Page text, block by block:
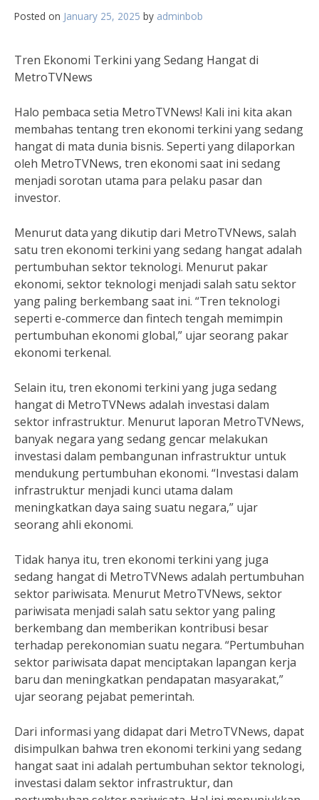
Posted on January 25, 2025 by adminbob
Tren Ekonomi Terkini yang Sedang Hangat di
MetroTVNews
Halo pembaca setia MetroTVNews! Kali ini kita akan
membahas tentang tren ekonomi terkini yang sedang
hangat di mata dunia bisnis. Seperti yang dilaporkan
oleh MetroTVNews, tren ekonomi saat ini sedang
menjadi sorotan utama para pelaku pasar dan
investor.
Menurut data yang dikutip dari MetroTVNews, salah
satu tren ekonomi terkini yang sedang hangat adalah
pertumbuhan sektor teknologi. Menurut pakar
ekonomi, sektor teknologi menjadi salah satu sektor
yang paling berkembang saat ini. “Tren teknologi
seperti e-commerce dan fintech tengah memimpin
pertumbuhan ekonomi global,” ujar seorang pakar
ekonomi terkenal.
Selain itu, tren ekonomi terkini yang juga sedang
hangat di MetroTVNews adalah investasi dalam
sektor infrastruktur. Menurut laporan MetroTVNews,
banyak negara yang sedang gencar melakukan
investasi dalam pembangunan infrastruktur untuk
mendukung pertumbuhan ekonomi. “Investasi dalam
infrastruktur menjadi kunci utama dalam
meningkatkan daya saing suatu negara,” ujar
seorang ahli ekonomi.
Tidak hanya itu, tren ekonomi terkini yang juga
sedang hangat di MetroTVNews adalah pertumbuhan
sektor pariwisata. Menurut MetroTVNews, sektor
pariwisata menjadi salah satu sektor yang paling
berkembang dan memberikan kontribusi besar
terhadap perekonomian suatu negara. “Pertumbuhan
sektor pariwisata dapat menciptakan lapangan kerja
baru dan meningkatkan pendapatan masyarakat,”
ujar seorang pejabat pemerintah.
Dari informasi yang didapat dari MetroTVNews, dapat
disimpulkan bahwa tren ekonomi terkini yang sedang
hangat saat ini adalah pertumbuhan sektor teknologi,
investasi dalam sektor infrastruktur, dan